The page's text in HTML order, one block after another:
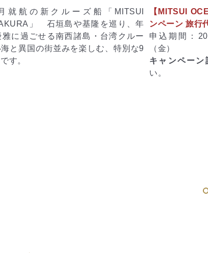
OCEAN CLUB 設立記念 初乗船キャ
旅行代金40％割引対象コース】
：2026年7月3日（金）～9月18日
ーン詳細は
をご確認くださ
温暖な気候
日高地方と
が魅力の清
多彩なグル
ならではの
1